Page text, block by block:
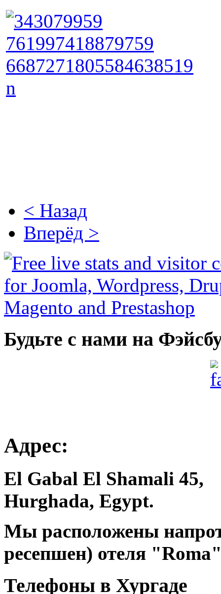
< Назад
Вперёд >
Будьте с нами на
Адрес:
El Gabal El Shamali 45,
Hurghada, Egypt.
Мы расположены
ресепшен) отеля
Телефоны в Хургаде